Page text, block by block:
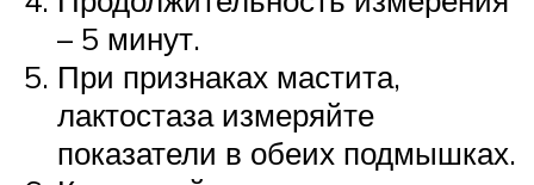
– 5 минут.
При признаках мастита,
лактостаза измеряйте
показатели в обеих подмышках.